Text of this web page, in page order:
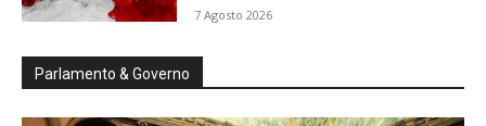
7 Agosto 2026
Parlamento & Governo